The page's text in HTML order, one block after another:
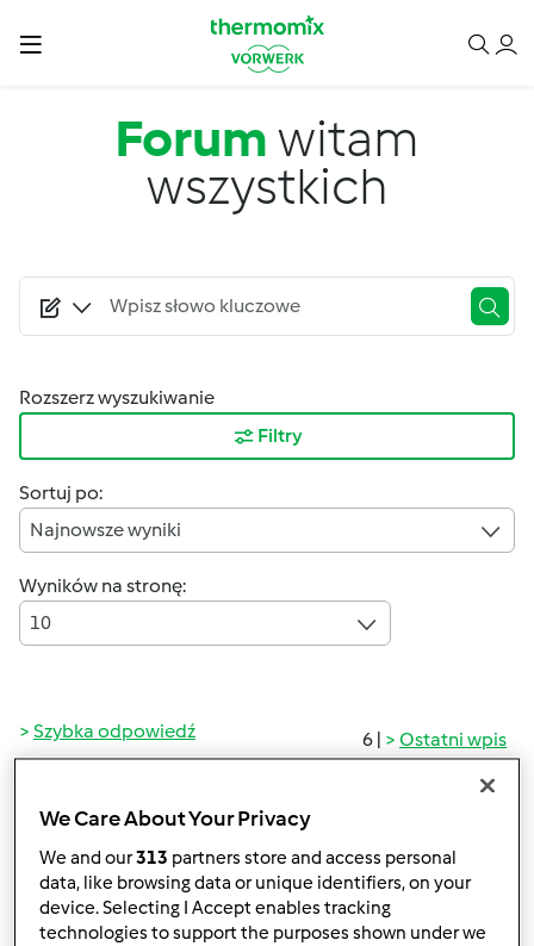
Forumwitam
wszystkich
Rozszerz wyszukiwanie
Filtry
Sortuj po:
Najnowsze wyniki
Wyników na stronę:
10
6 | Ostatni wpis
Szybka odpowiedź
(niezweryfikowany)
We Care About Your Privacy
We and our313 partners store and access personal
data, like browsing data or unique identifiers, on your
device. Selecting I Accept enables tracking
technologies to support the purposes shown under we